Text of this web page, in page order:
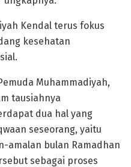
Kendal terus fokus
kesehatan
Muhammadiyah,
tausiahnya
dua hal yang
seseorang, yaitu
amalan bulan Ramadhan
sebagai proses